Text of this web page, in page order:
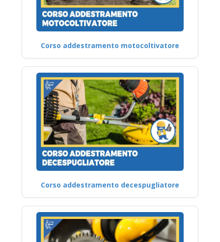
Corso addestramento motocoltivatore
Corso addestramento decespugliatore